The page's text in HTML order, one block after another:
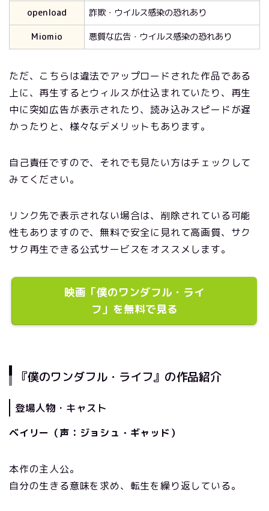
openload
詐欺・ウイルス感染の恐れあり
Miomio
悪質な広告・ウイルス感染の恐れあり
ただ、こちらは違法でアップロードされた作品である
上に、再生するとウィルスが仕込まれていたり、再生
中に突如広告が表示されたり、読み込みスピードが遅
かったりと、様々なデメリットもあります。
自己責任ですので、それでも見たい方はチェックして
みてください。
リンク先で表示されない場合は、削除されている可能
性もありますので、無料で安全に見れて高画質、サク
サク再生できる公式サービスをオススメします。
映画「僕のワンダフル・ライ
フ」を無料で見る
『僕のワンダフル・ライフ』の作品紹介
登場人物・キャスト
ベイリー（声：ジョシュ・ギャッド）
本作の主人公。
自分の生きる意味を求め、転生を繰り返している。